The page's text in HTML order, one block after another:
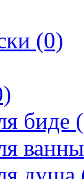
(0)
биде